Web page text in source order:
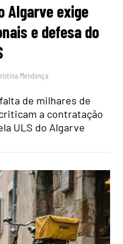
Algarve exige
e defesa do
Mendonça
de milhares de
a contratação
ULS do Algarve